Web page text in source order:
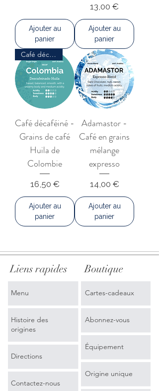
Ajouter au
panier
Prix
13,00 €
Ajouter au
panier
Café décaféiné
Café décaféiné -
Grains de café
Huila de
Colombie
Prix
16,50 €
Ajouter au
panier
Adamastor -
Café en grains
mélange
expresso
Prix
14,00 €
Ajouter au
panier
Liens rapides Boutique
Menu
Histoire des
origines
Directions
Contactez-nous
Cartes-cadeaux
Abonnez-vous
Équipement
Origine unique